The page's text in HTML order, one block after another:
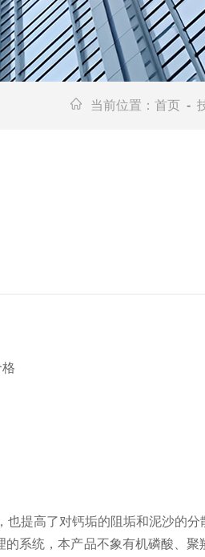
当前位置： 首页 -
提高了对钙垢的阻垢和泥沙的
系统，本产品不象有机磷酸、